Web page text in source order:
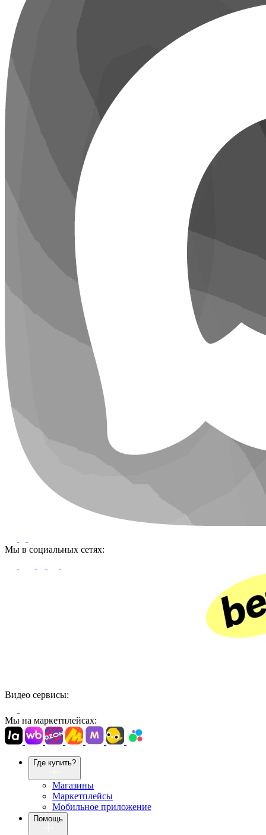
Мы в социальных сетях:
Видео сервисы:
Мы на маркетплейсах:
Где купить?
Магазины
Маркетплейсы
Мобильное приложение
Помощь